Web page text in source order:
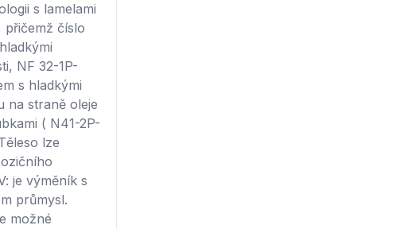
s lamelami
přičemž číslo
NF 32-1P-
s hladkými
na straně oleje
( N41-2P-
lze
je výměník s
průmysl.
možné